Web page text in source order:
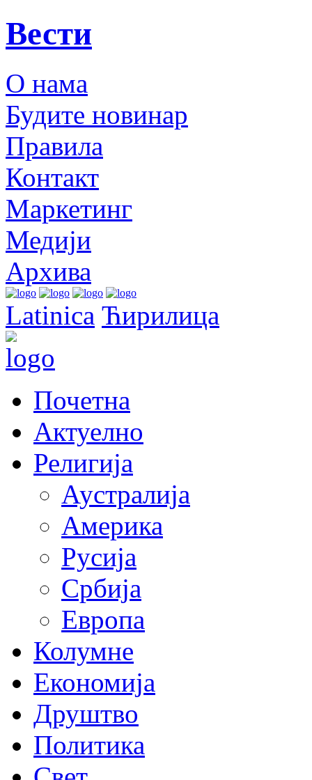
Вести
О нама
Будите новинар
Правила
Контакт
Маркетинг
Медији
Архива
Latinica Ћирилица
Почетна
Актуелно
Религија
Аустралија
Америка
Русија
Србија
Европа
Колумне
Економија
Друштво
Политика